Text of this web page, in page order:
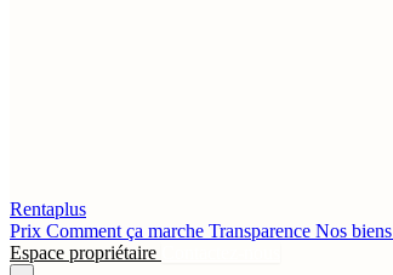
Rentaplus
Prix Comment ça marche Transparence Nos biens
Espace propriétaire